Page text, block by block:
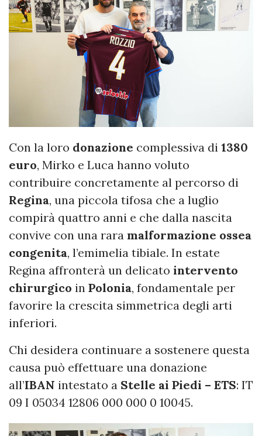
Con la loro donazione complessiva di 1380
euro, Mirko e Luca hanno voluto
contribuire concretamente al percorso di
Regina, una piccola tifosa che a luglio
compirà quattro anni e che dalla nascita
convive con una rara malformazione ossea
congenita, l’emimelia tibiale. In estate
Regina affronterà un delicato intervento
chirurgico in Polonia, fondamentale per
favorire la crescita simmetrica degli arti
inferiori.
Chi desidera continuare a sostenere questa
causa può effettuare una donazione
all’IBAN intestato a Stelle ai Piedi – ETS: IT
09 I 05034 12806 000 000 0 10045.